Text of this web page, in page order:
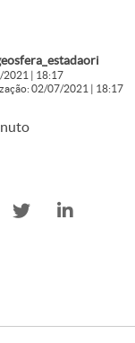
| 18:17
02/07/2021 | 18:17